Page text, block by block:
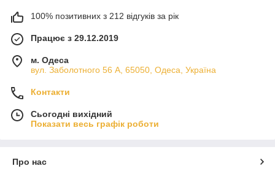
100% позитивних з 212 відгуків за рік
Працює з 29.12.2019
м. Одеса
вул. Заболотного 56 А, 65050, Одеса, Україна
Контакти
Сьогодні вихідний
Показати весь графік роботи
Про нас